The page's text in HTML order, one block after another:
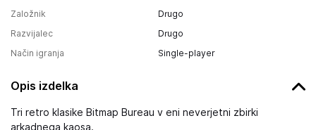
Založnik
Drugo
Razvijalec
Drugo
Način igranja
Single-player
Opis izdelka
Tri retro klasike Bitmap Bureau v eni neverjetni zbirki
arkadnega kaosa.